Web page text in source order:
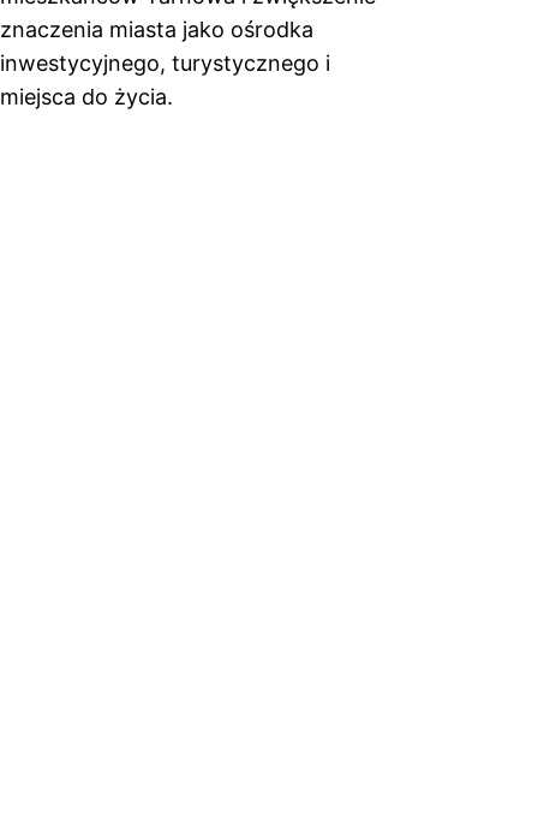
znaczenia miasta jako ośrodka
inwestycyjnego, turystycznego i
miejsca do życia.